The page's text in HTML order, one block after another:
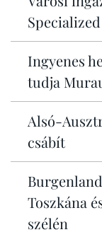
Ingyenes
tudja
Alsó-
csábít
Toszkána
szélén